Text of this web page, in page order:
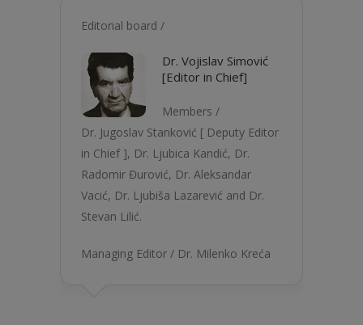
Editorial board /
Dr. Vojislav Simović
[Editor in Chief]
Members /
Dr. Jugoslav Stanković [ Deputy Editor
in Chief ], Dr. Ljubica Kandić, Dr.
Radomir Đurović, Dr. Aleksandar
Vacić, Dr. Ljubiša Lazarević and Dr.
Stevan Lilić.
Managing Editor / Dr. Milenko Kreća